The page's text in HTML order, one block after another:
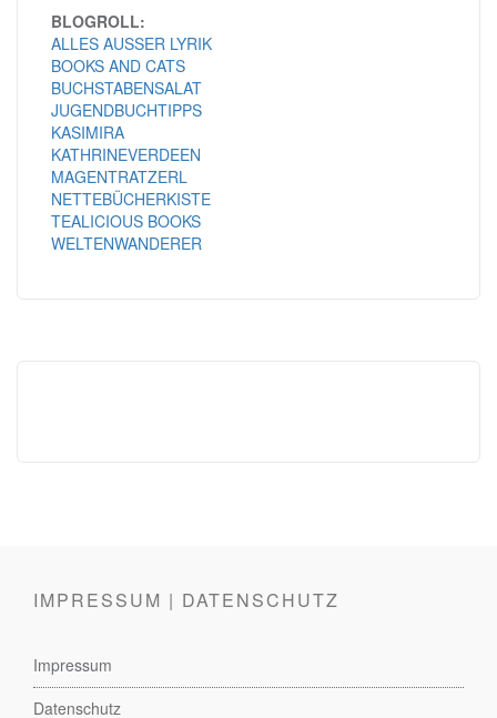
BLOGROLL:
ALLES AUSSER LYRIK
BOOKS AND CATS
BUCHSTABENSALAT
JUGENDBUCHTIPPS
KASIMIRA
KATHRINEVERDEEN
MAGENTRATZERL
NETTEBÜCHERKISTE
TEALICIOUS BOOKS
WELTENWANDERER
IMPRESSUM | DATENSCHUTZ
Impressum
Datenschutz